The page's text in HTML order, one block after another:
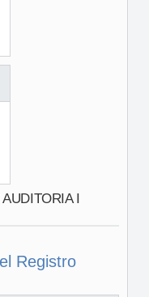
I
Registro